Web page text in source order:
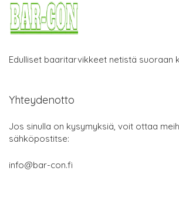
Edulliset baaritarvikkeet netistä suoraan
Yhteydenotto
Jos sinulla on kysymyksiä, voit ottaa
sähköpostitse:
info@bar-con.fi